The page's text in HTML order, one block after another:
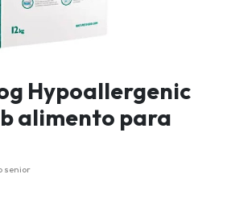
Hypoallergenic
alimento para
senior